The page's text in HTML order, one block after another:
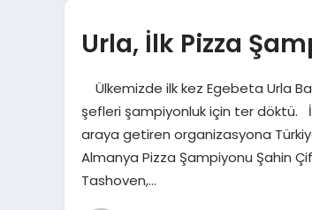
Urla, İlk Pizza
Ülkemizde ilk kez Egebeta Urla
şefleri şampiyonluk için ter döktü.
araya getiren organizasyona
Almanya Pizza Şampiyonu Şahin
Tashoven,…